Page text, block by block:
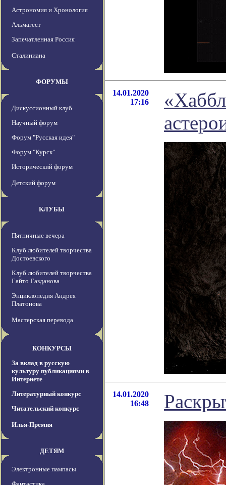
Астрономия и Хронология
Альмагест
Запечатленная Россия
Сталиниана
ФОРУМЫ
Дискуссионный клуб
Научный форум
Форум "Русская идея"
Форум "Курск"
Исторический форум
Детский форум
КЛУБЫ
Пятничные вечера
Клуб любителей творчества
Достоевского
Клуб любителей творчества
Гайто Газданова
Энциклопедия Андрея
Платонова
Мастерская перевода
КОНКУРСЫ
За вклад в русскую
культуру публикациями в
Интернете
Литературный конкурс
Читательский конкурс
Илья-Премия
ДЕТЯМ
Электронные пампасы
14.01.2020
17:16
14.01.2020
16:48